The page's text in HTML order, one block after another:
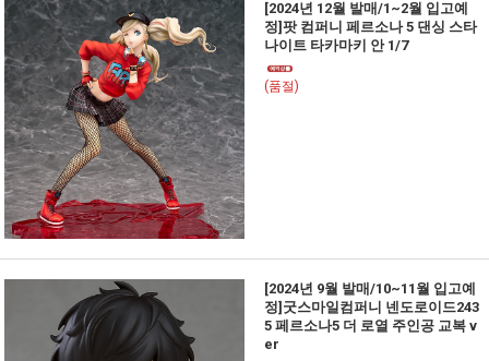
[2024년 12월 발매/1~2월 입고예
정]팟 컴퍼니 페르소나 5 댄싱 스타
나이트 타카마키 안 1/7
(품절)
[2024년 9월 발매/10~11월 입고예
정]굿스마일컴퍼니 넨도로이드243
5 페르소나5 더 로열 주인공 교복 v
er